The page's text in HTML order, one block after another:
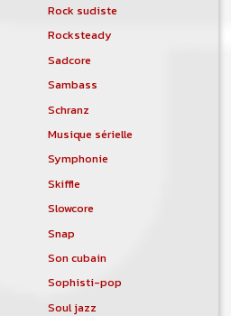
Rock sudiste
Rocksteady
Sadcore
Sambass
Schranz
Musique sérielle
Symphonie
Skiffle
Slowcore
Snap
Son cubain
Sophisti-pop
Soul jazz